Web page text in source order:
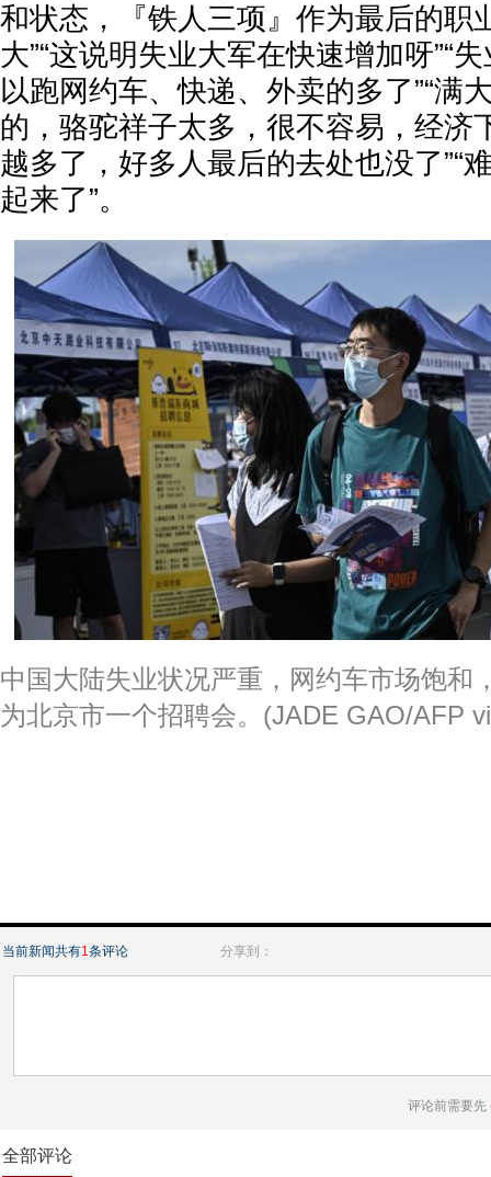
和状态，『铁人三项』作为最后的职
大”“这说明失业大军在快速增加呀”“
以跑网约车、快递、外卖的多了”“满
的，骆驼祥子太多，很不容易，经济
越多了，好多人最后的去处也没了”“
起来了”。
中国大陆失业状况严重，网约车市场饱和
为北京市一个招聘会。(JADE GAO/AFP
当前新闻共有1条评论 分享到：
评论前需要先
全部评论